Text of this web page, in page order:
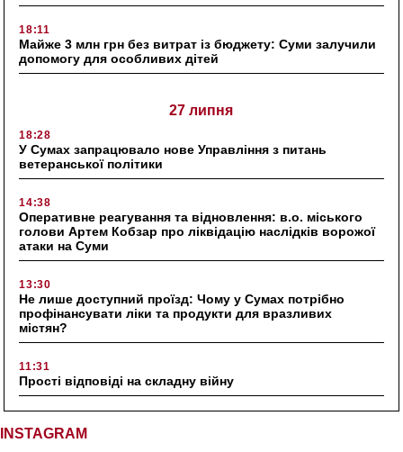
18:11
Майже 3 млн грн без витрат із бюджету: Суми залучили
допомогу для особливих дітей
27 липня
18:28
У Сумах запрацювало нове Управління з питань
ветеранської політики
14:38
Оперативне реагування та відновлення: в.о. міського
голови Артем Кобзар про ліквідацію наслідків ворожої
атаки на Суми
13:30
Не лише доступний проїзд: Чому у Сумах потрібно
профінансувати ліки та продукти для вразливих
містян?
11:31
Прості відповіді на складну війну
INSTAGRAM